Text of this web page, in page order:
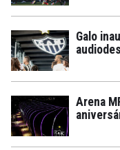
Galo
Arena